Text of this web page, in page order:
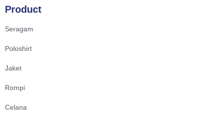
Product
Seragam
Poloshirt
Jaket
Rompi
Celana